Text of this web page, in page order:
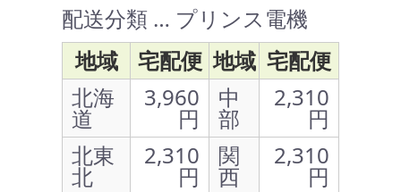
配送分類 … プリンス電機
地域
宅配便 地域 宅配便
北海
道
3,960
円
中
部
2,310
円
北東
北
2,310
円
関
西
2,310
円